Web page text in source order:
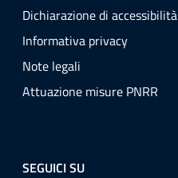
Dichiarazione di accessibilità
Informativa privacy
Note legali
Attuazione misure PNRR
SEGUICI SU